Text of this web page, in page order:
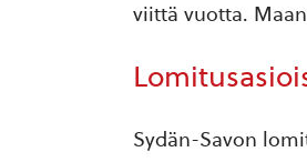
viittä vuotta.
Sydän-Savon